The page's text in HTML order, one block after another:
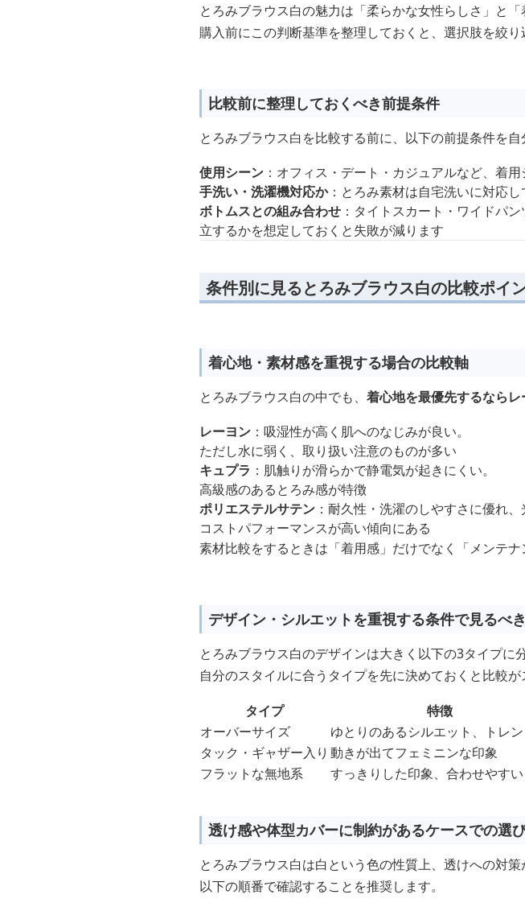
とろみブラウス白の魅力は「柔らかな女性らしさ」と「
購入前にこの判断基準を整理しておくと、選択肢を絞り
比較前に整理しておくべき前提条件
とろみブラウス白を比較する前に、以下の前提条件を自
使用シーン ：オフィス・デート・カジュアルなど、着
手洗い・洗濯機対応か：とろみ素材は自宅洗いに対応
ボトムスとの組み合わせ ：タイトスカート・ワイドパ
立するかを想定しておくと失敗が減ります
条件別に見るとろみブラウス白の比較ポイ
着心地・素材感を重視する場合の比較軸
とろみブラウス白の中でも、 着心地を最優先するなら
レーヨン ：吸湿性が高く肌へのなじみが良い。
ただし水に弱く、取り扱い注意のものが多い
キュプラ ：肌触りが滑らかで静電気が起きにくい。
高級感のあるとろみ感が特徴
ポリエステルサテン ：耐久性・洗濯のしやすさに優れ、
コストパフォーマンスが高い傾向にある
素材比較をするときは「着用感」だけでなく「メンテ
デザイン・シルエットを重視する条件で見るべ
とろみブラウス白のデザインは大きく以下の3タイプに
自分のスタイルに合うタイプを先に決めておくと比較が
タイプ
特徴
オーバーサイズ
ゆとりのあるシルエット、トレ
タック・ギャザー入り 動きが出てフェミニンな印象
フラットな無地系
すっきりした印象、合わせやすい
透け感や体型カバーに制約があるケースでの選
とろみブラウス白は白という色の性質上、透けへの対策
以下の順番で確認することを推奨します。